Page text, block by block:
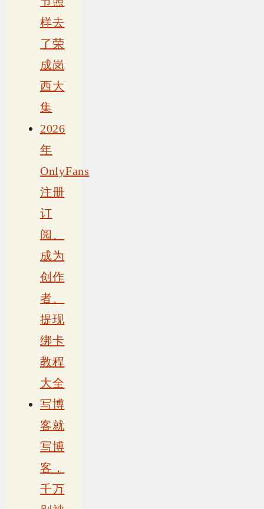
样去
了荣
成岗
西大
集
2026
年
OnlyFans
注册
订
阅、
成为
创作
者、
提现
绑卡
教程
大全
写博
客就
写博
客，
千万